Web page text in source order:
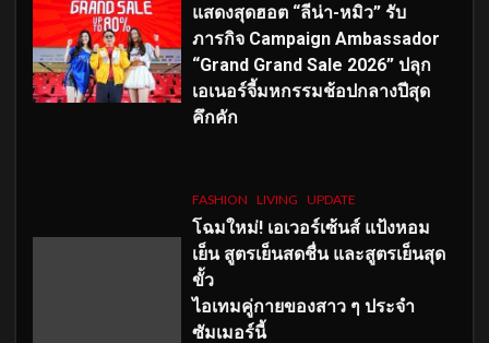
แสดงสุดฮอต “ลีน่า-หมิว” รับ
ภารกิจ Campaign Ambassador
“Grand Grand Sale 2026” ปลุก
เอเนอร์จี้มหกรรมช้อปกลางปีสุด
คึกคัก
FASHION LIVING UPDATE
โฉมใหม่! เอเวอร์เซ้นส์ แป้งหอม
เย็น สูตรเย็นสดชื่น และสูตรเย็นสุด
ขั้ว
ไอเทมคู่กายของสาว ๆ ประจำ
ซัมเมอร์นี้